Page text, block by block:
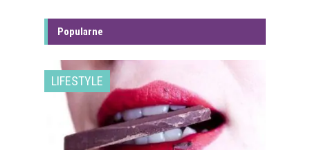
Popularne
LIFESTYLE